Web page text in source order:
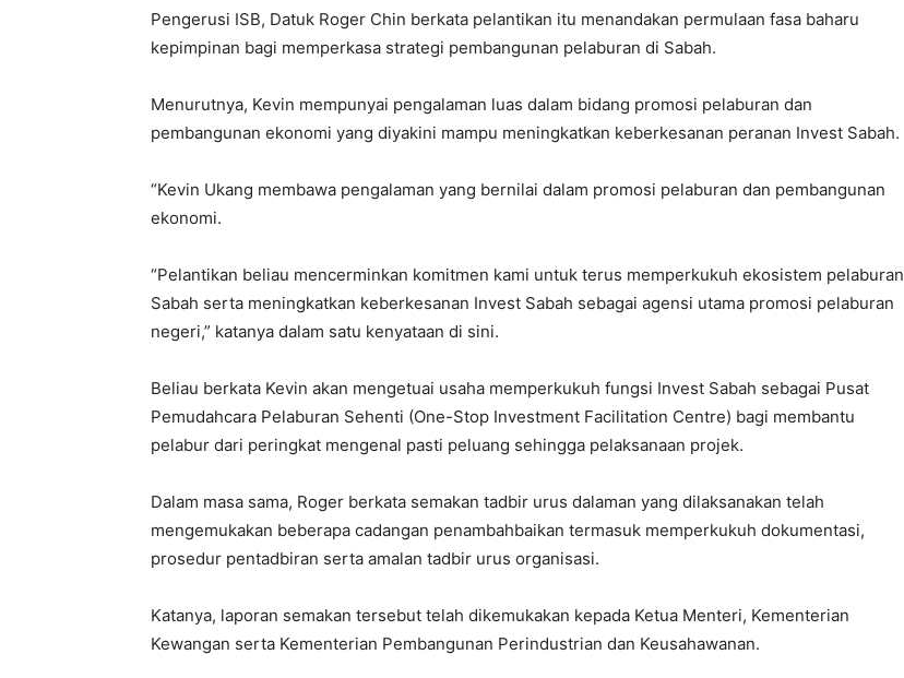
Pengerusi ISB, Datuk Roger Chin berkata pelantikan itu menandakan permulaan fasa baharu
kepimpinan bagi memperkasa strategi pembangunan pelaburan di Sabah.
Menurutnya, Kevin mempunyai pengalaman luas dalam bidang promosi pelaburan dan
pembangunan ekonomi yang diyakini mampu meningkatkan keberkesanan peranan Invest Sabah.
“Kevin Ukang membawa pengalaman yang bernilai dalam promosi pelaburan dan pembangunan
ekonomi.
“Pelantikan beliau mencerminkan komitmen kami untuk terus memperkukuh ekosistem pelaburan
Sabah serta meningkatkan keberkesanan Invest Sabah sebagai agensi utama promosi pelaburan
negeri,” katanya dalam satu kenyataan di sini.
Beliau berkata Kevin akan mengetuai usaha memperkukuh fungsi Invest Sabah sebagai Pusat
Pemudahcara Pelaburan Sehenti (One-Stop Investment Facilitation Centre) bagi membantu
pelabur dari peringkat mengenal pasti peluang sehingga pelaksanaan projek.
Dalam masa sama, Roger berkata semakan tadbir urus dalaman yang dilaksanakan telah
mengemukakan beberapa cadangan penambahbaikan termasuk memperkukuh dokumentasi,
prosedur pentadbiran serta amalan tadbir urus organisasi.
Katanya, laporan semakan tersebut telah dikemukakan kepada Ketua Menteri, Kementerian
Kewangan serta Kementerian Pembangunan Perindustrian dan Keusahawanan.